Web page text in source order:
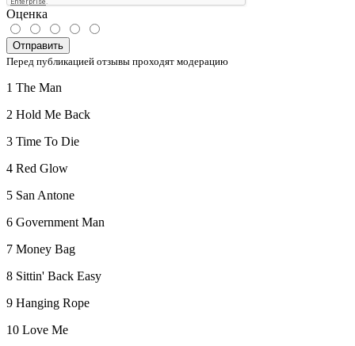
Оценка
Отправить
Перед публикацией отзывы проходят модерацию
1 The Man
2 Hold Me Back
3 Time To Die
4 Red Glow
5 San Antone
6 Government Man
7 Money Bag
8 Sittin' Back Easy
9 Hanging Rope
10 Love Me